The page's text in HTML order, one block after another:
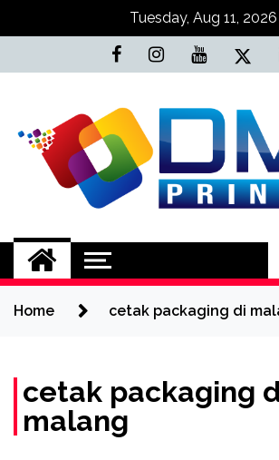
Tuesday, Aug 11, 2026
Jasa Cetak
DMG
Home cetak packaging di
cetak packaging
malang